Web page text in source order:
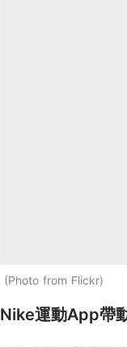
Photo from Flickr
Nike運動App帶